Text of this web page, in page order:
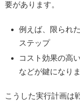
要があります。
例えば、限られ
ステップ
コスト効果の高
などが鍵になりま
こうした実行計画は